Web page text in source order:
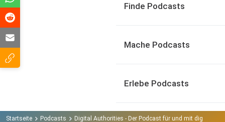
Finde Podcasts
Mache Podcasts
Erlebe Podcasts
Startseite Podcasts Digital Authorities - Der Podcast für und mit digitalen